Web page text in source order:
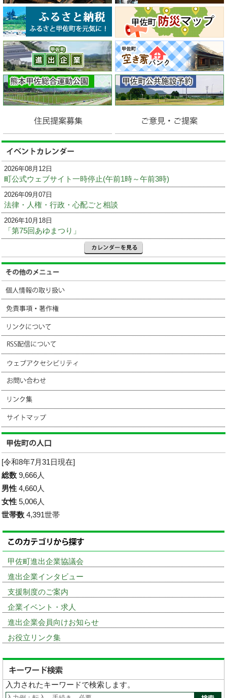
2026年08月12日
町公式ウェブサイト一時停止(午前1時～午前3時)
2026年09月07日
法律・人権・行政・心配ごと相談
2026年10月18日
「第75回あゆまつり」
[令和8年7月31日現在]
総数 9,666人
男性 4,660人
女性 5,006人
世帯数 4,391世帯
甲佐町進出企業協議会
進出企業インタビュー
支援制度のご案内
企業イベント・求人
進出企業会員向けお知らせ
お役立リンク集
入力されたキーワードで検索します。